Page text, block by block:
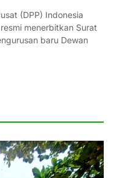
(DPP) Indonesia
menerbitkan Surat
baru Dewan